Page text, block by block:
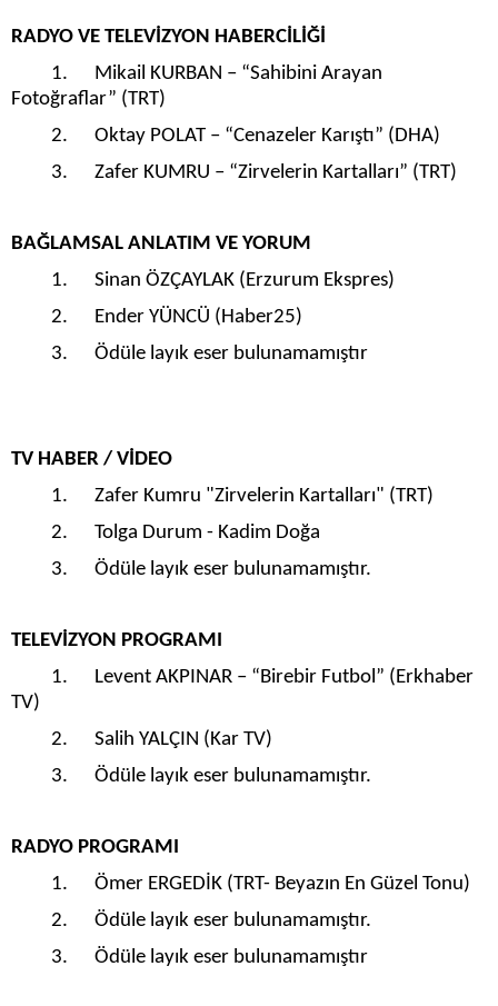
RADYO VE TELEVİZYON HABERCİLİĞİ
1. Mikail KURBAN – “Sahibini Arayan
Fotoğraflar” (TRT)
2. Oktay POLAT – “Cenazeler Karıştı” (DHA)
3. Zafer KUMRU – “Zirvelerin Kartalları” (TRT)
BAĞLAMSAL ANLATIM VE YORUM
1. Sinan ÖZÇAYLAK (Erzurum Ekspres)
2. Ender YÜNCÜ (Haber25)
3. Ödüle layık eser bulunamamıştır
TV HABER / VİDEO
1. Zafer Kumru "Zirvelerin Kartalları" (TRT)
2. Tolga Durum - Kadim Doğa
3. Ödüle layık eser bulunamamıştır.
TELEVİZYON PROGRAMI
1. Levent AKPINAR – “Birebir Futbol” (Erkhaber
TV)
2. Salih YALÇIN (Kar TV)
3. Ödüle layık eser bulunamamıştır.
RADYO PROGRAMI
1. Ömer ERGEDİK (TRT- Beyazın En Güzel Tonu)
2. Ödüle layık eser bulunamamıştır.
3. Ödüle layık eser bulunamamıştır